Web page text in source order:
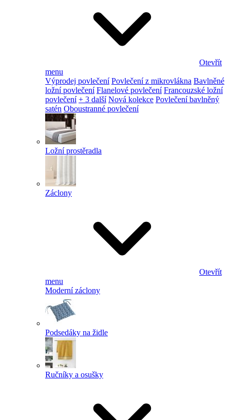
Otevřít
menu
Výprodej povlečení Povlečení z mikrovlákna Bavlněné
ložní povlečení Flanelové povlečení Francouzské ložní
povlečení + 3 další Nová kolekce Povlečení bavlněný
satén Oboustranné povlečení
Ložní prostěradla
Záclony
Otevřít
menu
Moderní záclony
Podsedáky na židle
Ručníky a osušky